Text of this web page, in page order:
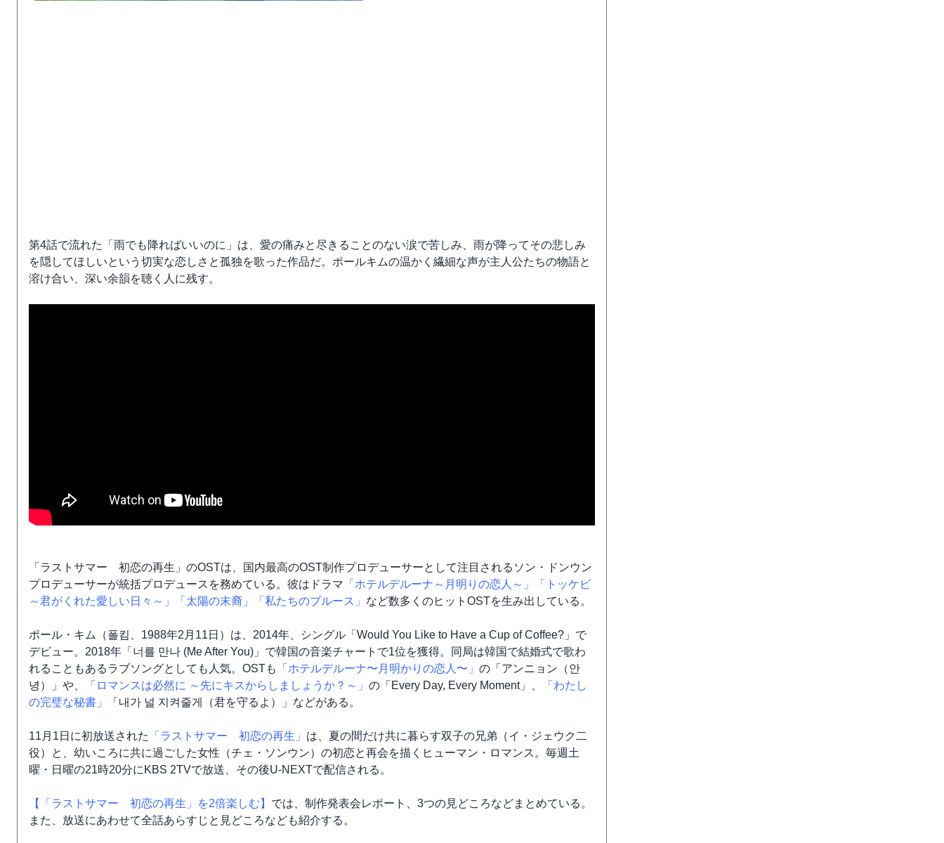
第4話で流れた「雨でも降ればいいのに」は、愛の痛みと尽きることのない涙で苦しみ、雨が降ってその悲しみ
を隠してほしいという切実な恋しさと孤独を歌った作品だ。ポールキムの温かく繊細な声が主人公たちの物語と
溶け合い、深い余韻を聴く人に残す。
「ラストサマー 初恋の再生」のOSTは、国内最高のOST制作プロデューサーとして注目されるソン・ドンウン
プロデューサーが統括プロデュースを務めている。彼はドラマ 「ホテルデルーナ～月明りの恋人～」
「トッケビ
～君がくれた愛しい日々～」
「太陽の末裔」 「私たちのブルース」 など数多くのヒットOSTを生み出している。
ポール・キム（폴킴、1988年2月11日）は、2014年、シングル「Would You Like to Have a Cup of Coffee?」で
デビュー。2018年「너를 만나 (Me After You)」で韓国の音楽チャートで1位を獲得。同局は韓国で結婚式で歌わ
れることもあるラブソングとしても人気。OSTも
「ホテルデルーナ〜月明かりの恋人〜」 の「アンニョン（안
녕）」や、
「ロマンスは必然に ～先にキスからしましょうか？～」 の「Every Day, Every Moment」、
「わたし
の完璧な秘書」
「내가 널 지켜줄게（君を守るよ）」などがある。
11月1日に初放送された 「ラストサマー 初恋の再生」 は、夏の間だけ共に暮らす双子の兄弟（イ・ジェウク二
役）と、幼いころに共に過ごした女性（チェ・ソンウン）の初恋と再会を描くヒューマン・ロマンス。毎週土
曜・日曜の21時20分にKBS 2TVで放送、その後U-NEXTで配信される。
【「ラストサマー 初恋の再生」を2倍楽しむ】 では、制作発表会レポート、3つの見どころなどまとめている。
また、放送にあわせて全話あらすじと見どころなども紹介する。